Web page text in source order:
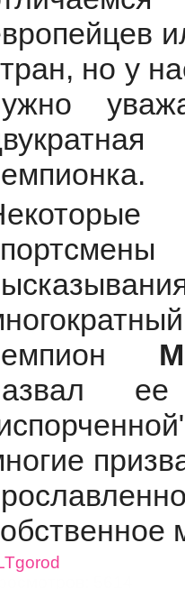
но у